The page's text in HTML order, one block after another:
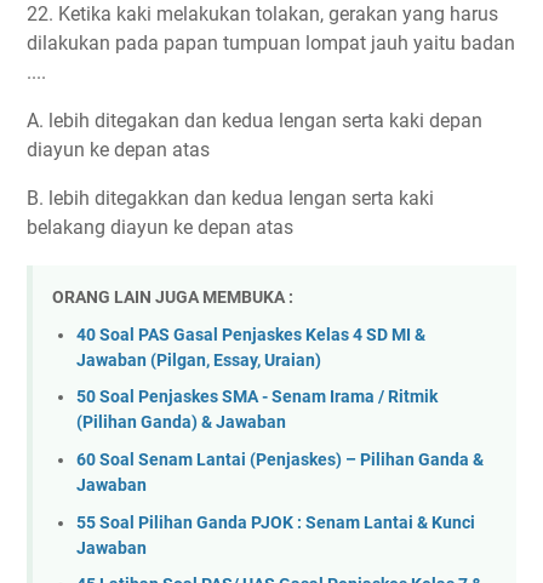
22. Ketika kaki melakukan tolakan, gerakan yang harus
dilakukan pada papan tumpuan lompat jauh yaitu badan
....
A. lebih ditegakan dan kedua lengan serta kaki depan
diayun ke depan atas
B. lebih ditegakkan dan kedua lengan serta kaki
belakang diayun ke depan atas
ORANG LAIN JUGA MEMBUKA :
40 Soal PAS Gasal Penjaskes Kelas 4 SD MI &
Jawaban (Pilgan, Essay, Uraian)
50 Soal Penjaskes SMA - Senam Irama / Ritmik
(Pilihan Ganda) & Jawaban
60 Soal Senam Lantai (Penjaskes) – Pilihan Ganda &
Jawaban
55 Soal Pilihan Ganda PJOK : Senam Lantai & Kunci
Jawaban